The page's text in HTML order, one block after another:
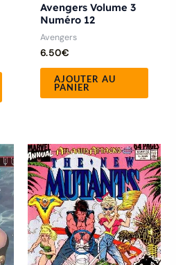
Avengers Volume 3
Numéro 12
Avengers
6.50€
AJOUTER AU
PANIER
Ce
produit
plusieurs
variations.
Les
Ce
a
Les